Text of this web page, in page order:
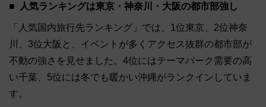
人気ランキングは東京・神奈川・大阪の都市部強し
「人気国内旅行先ランキング」では、1位東京、2位神奈
川、3位大阪と、イベントが多くアクセス抜群の都市部が
不動の強さを見せました。4位にはテーマパーク需要の高
い千葉、5位には冬でも暖かい沖縄がランクインしていま
す。